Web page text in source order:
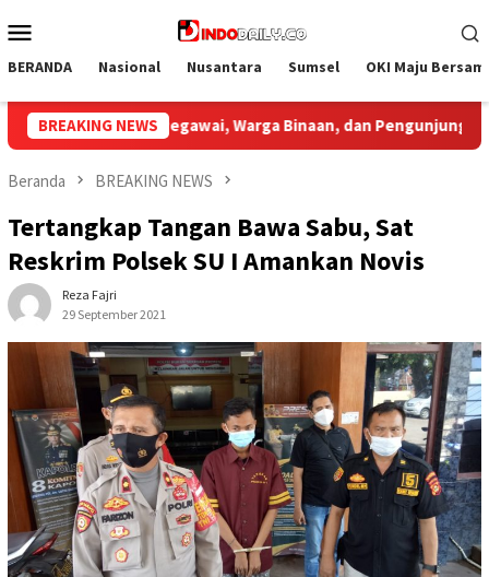
ke
Mobile
BERANDA Nasional Nusantara Sumsel OKI Maju
BREAKING NEWS
Pengunjung Bupati Muba Sambut Aspirasi Santun
Beranda BREAKING NEWS
Tertangkap Tangan Bawa Sabu, Sat
Reskrim Polsek SU I Amankan Novis
Reza Fajri
29 September 2021